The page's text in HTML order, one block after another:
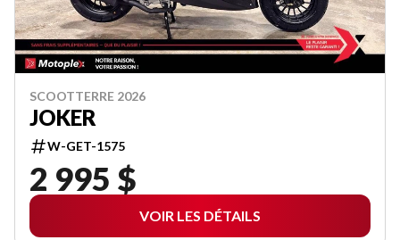
SCOOTTERRE 2026
JOKER
W-GET-1575
2 995 $
VOIR LES DÉTAILS